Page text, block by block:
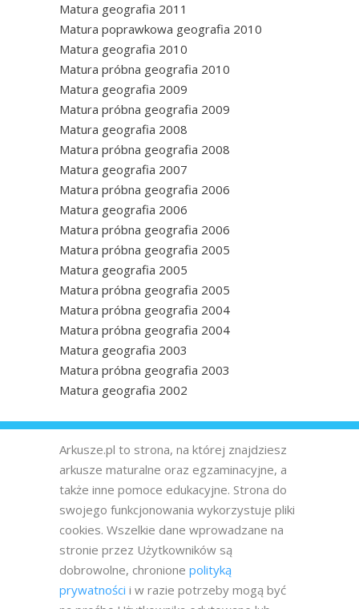
Matura geografia 2011
Matura poprawkowa geografia 2010
Matura geografia 2010
Matura próbna geografia 2010
Matura geografia 2009
Matura próbna geografia 2009
Matura geografia 2008
Matura próbna geografia 2008
Matura geografia 2007
Matura próbna geografia 2006
Matura geografia 2006
Matura próbna geografia 2006
Matura próbna geografia 2005
Matura geografia 2005
Matura próbna geografia 2005
Matura próbna geografia 2004
Matura próbna geografia 2004
Matura geografia 2003
Matura próbna geografia 2003
Matura geografia 2002
Arkusze.pl to strona, na której znajdziesz
arkusze maturalne oraz egzaminacyjne, a
także inne pomoce edukacyjne. Strona do
swojego funkcjonowania wykorzystuje pliki
cookies. Wszelkie dane wprowadzane na
stronie przez Użytkowników są
dobrowolne, chronione polityką
prywatności i w razie potrzeby mogą być